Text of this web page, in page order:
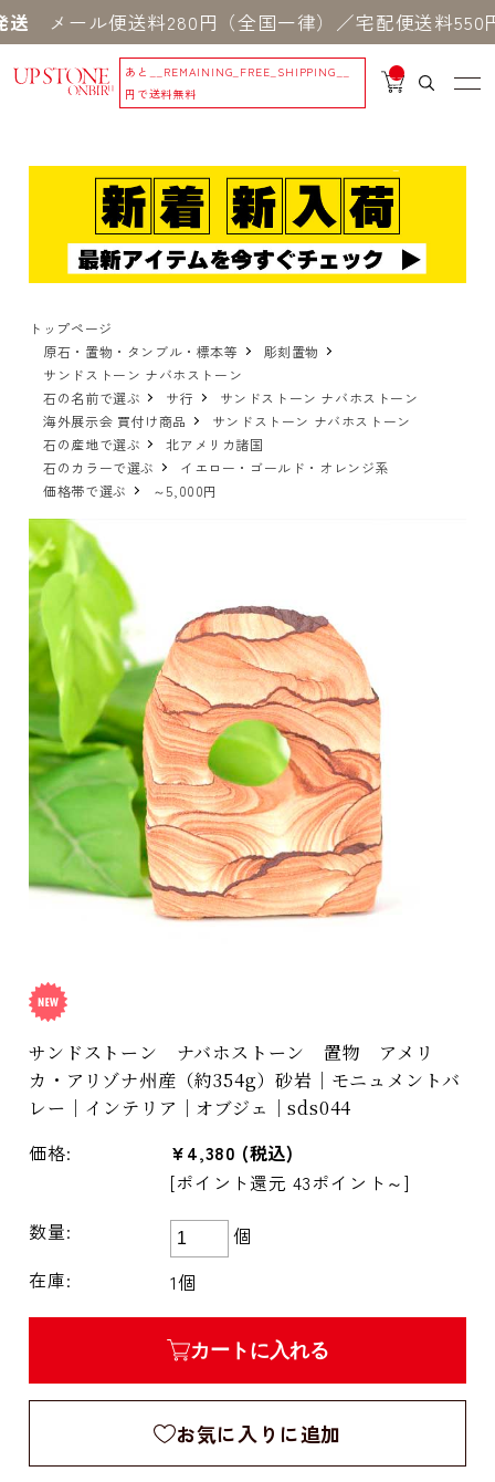
ル便送料280円（全国一律）／宅配便送料550円 ※
あと
__REMAINING_FREE_SHIPPING__
円で送料無料
__
IT
_
トップページ
原石・置物・タンブル・標本等
彫刻置物
サンドストーン ナバホストーン
石の名前で選ぶ
サ行
サンドストーン ナバホストーン
海外展示会 買付け商品
サンドストーン ナバホストーン
石の産地で選ぶ
北アメリカ諸国
石のカラーで選ぶ
イエロー・ゴールド・オレンジ系
価格帯で選ぶ
～5,000円
サンドストーン ナバホストーン 置物 アメリ
カ・アリゾナ州産（約354g）砂岩｜モニュメントバ
レー｜インテリア｜オブジェ｜sds044
価格: ¥4,380 (税込)
[ポイント還元 43ポイント～]
数量:
個
在庫:
1個
カートに入れる
お気に入りに追加